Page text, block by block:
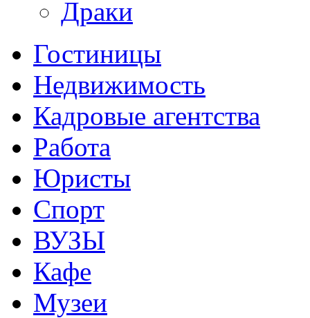
Драки
Гостиницы
Недвижимость
Кадровые агентства
Работа
Юристы
Спорт
ВУЗЫ
Кафе
Музеи